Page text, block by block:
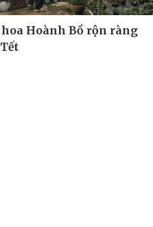
Hoành Bồ rộn ràng